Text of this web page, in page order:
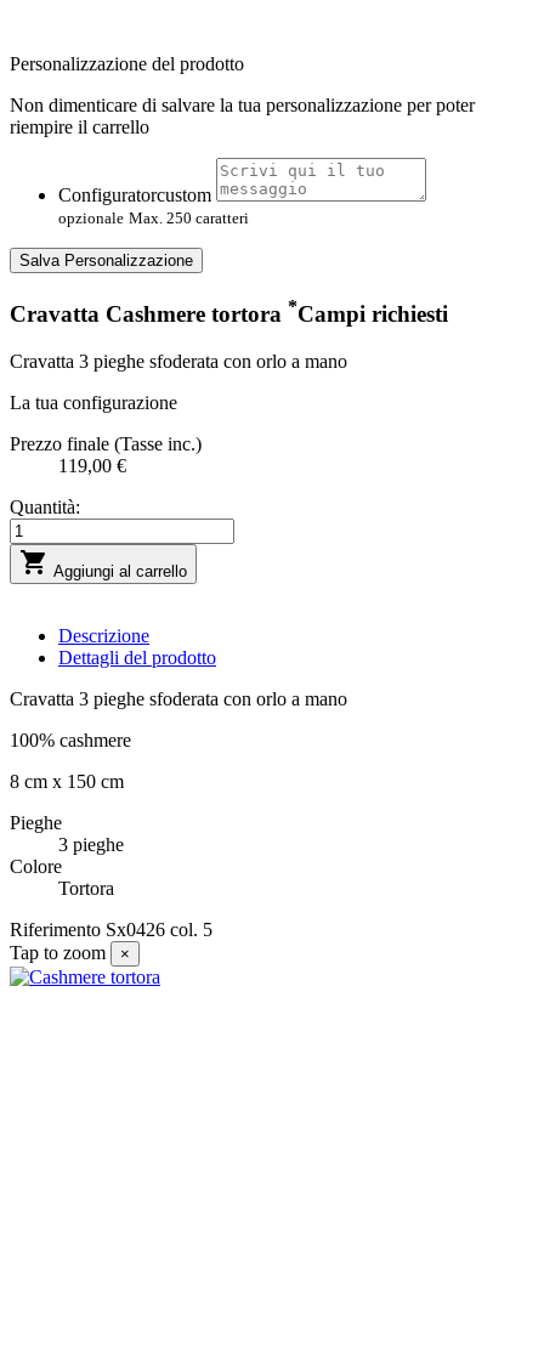
Personalizzazione del prodotto
Non dimenticare di salvare la tua personalizzazione per poter
riempire il carrello
Configuratorcustom
opzionale Max. 250 caratteri
Salva Personalizzazione
Cravatta Cashmere tortora *Campi richiesti
Cravatta 3 pieghe sfoderata con orlo a mano
La tua configurazione
Prezzo finale (Tasse inc.)
119,00 €
Quantità:
 Aggiungi al carrello
Descrizione
Dettagli del prodotto
Cravatta 3 pieghe sfoderata con orlo a mano
100% cashmere
8 cm x 150 cm
Pieghe
3 pieghe
Colore
Tortora
Riferimento Sx0426 col. 5
Tap to zoom
×